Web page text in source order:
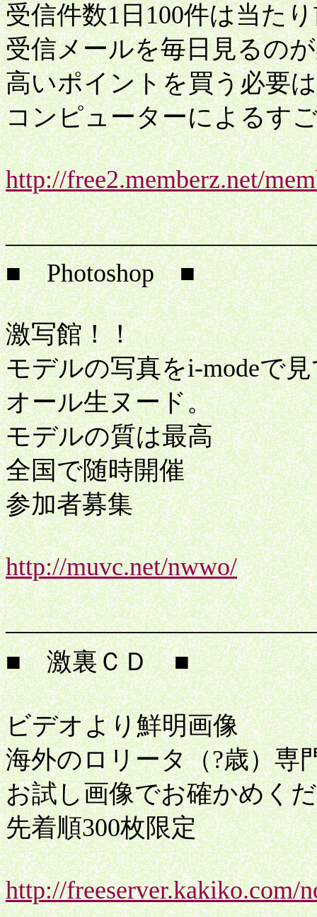
受信件数1日100件は当た
受信メールを毎日見るの
高いポイントを買う必要
コンピューターによるす
http://free2.memberz.net/
ワ
■ Photoshop ■
激写館！！
モデルの写真をi-modeで
オール生ヌード。
モデルの質は最高
全国で随時開催
参加者募集
http://muvc.net/nwwo/
激
■ 激裏ＣＤ ■
ビデオより鮮明画像
海外のロリータ（?歳）専
お試し画像でお確かめく
先着順300枚限定
http://freeserver.kakiko.com/